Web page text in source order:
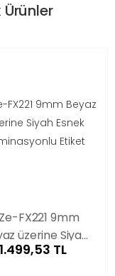
FX221 9mm
üzerine Siyah
Laminasyonlu
1.499,53 TL